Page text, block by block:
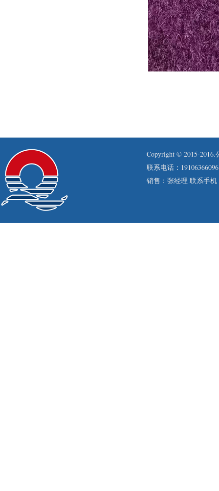
Copyright © 2015-
联系电话：19106366096
销售：张经理 联系手